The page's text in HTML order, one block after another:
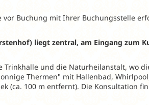
Buchung mit Ihrer Buchungsstelle
liegt zentral, am Eingang zum
Trinkhalle und die Naturheilanstalt, wo
Thermen" mit Hallenbad,
(ca. 100 m entfernt). Die Konsultation